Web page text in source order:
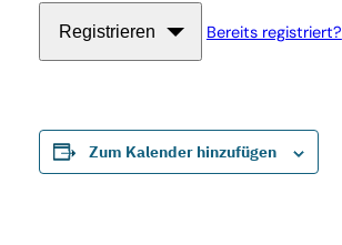
Registrieren Bereits registriert?
Zum Kalender hinzufügen